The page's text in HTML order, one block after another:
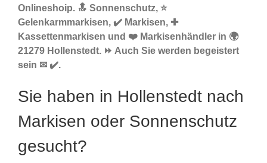
Onlineshoip. 🔝 Sonnenschutz, ⭐
Gelenkarmmarkisen, ✔️ Markisen, ✚
Kassettenmarkisen und ❤️ Markisenhändler in 🌍
21279 Hollenstedt. ⏩ Auch Sie werden begeistert
sein ✉ ✔️.
Sie haben in Hollenstedt nach
Markisen oder Sonnenschutz
gesucht?